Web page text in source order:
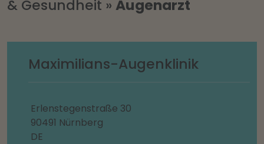
& Gesundheit » Augenarzt
Maximilians-Augenklinik
Erlenstegenstraße 30
90491 Nürnberg
DE